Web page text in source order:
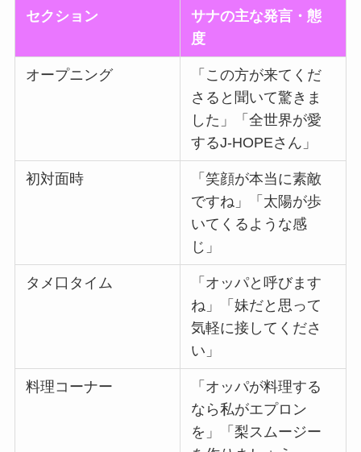
セクション
サナの主な発言・態
度
オープニング
「この方が来てくだ
さると聞いて驚きま
した」「全世界が愛
するJ-HOPEさん」
初対面時
「笑顔が本当に素敵
ですね」「太陽が歩
いてくるような感
じ」
タメ口タイム
「オッパと呼びます
ね」「妹だと思って
気軽に接してくださ
い」
料理コーナー
「オッパが料理する
なら私がエプロン
を」「梨スムージー